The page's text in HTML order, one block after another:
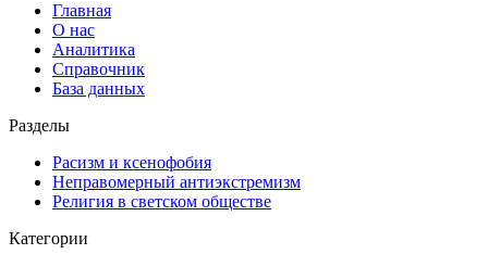
Главная
О нас
Аналитика
Справочник
База данных
Разделы
Расизм и ксенофобия
Неправомерный антиэкстремизм
Религия в светском обществе
Категории